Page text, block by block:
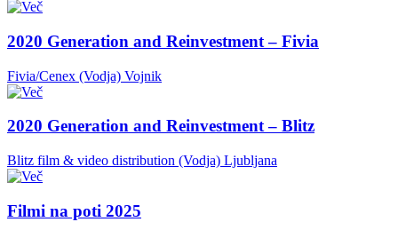
2020 Generation and Reinvestment – Fivia
Fivia/Cenex (Vodja) Vojnik
2020 Generation and Reinvestment – Blitz
Blitz film & video distribution (Vodja) Ljubljana
Filmi na poti 2025